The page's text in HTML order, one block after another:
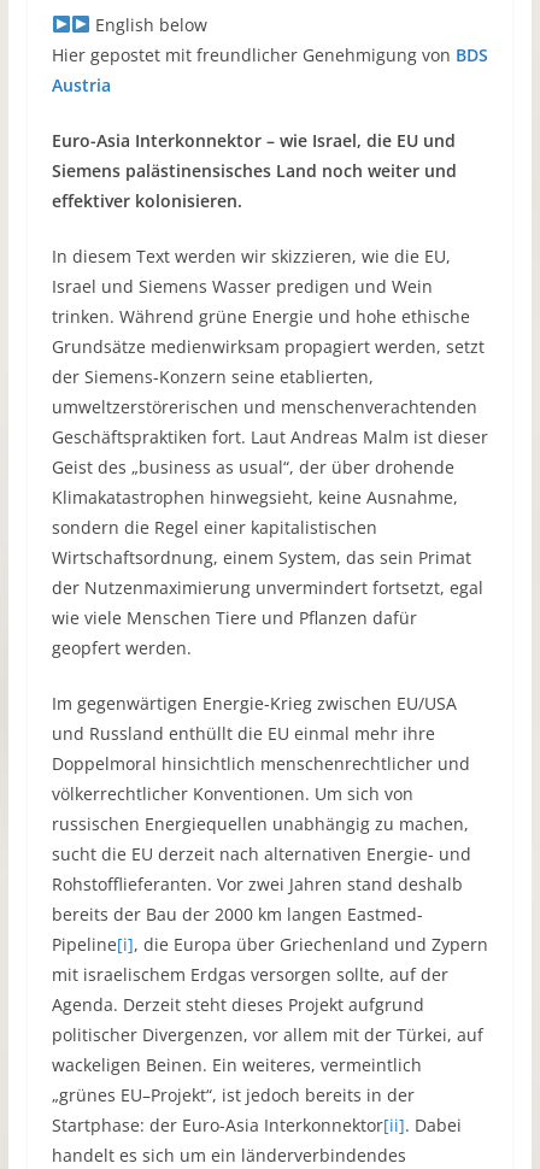
English below
Hier gepostet mit freundlicher Genehmigung von BDS
Austria
Euro-Asia Interkonnektor – wie Israel, die EU und
Siemens palästinensisches Land noch weiter und
effektiver kolonisieren.
In diesem Text werden wir skizzieren, wie die EU,
Israel und Siemens Wasser predigen und Wein
trinken. Während grüne Energie und hohe ethische
Grundsätze medienwirksam propagiert werden, setzt
der Siemens-Konzern seine etablierten,
umweltzerstörerischen und menschenverachtenden
Geschäftspraktiken fort. Laut Andreas Malm ist dieser
Geist des „business as usual“, der über drohende
Klimakatastrophen hinwegsieht, keine Ausnahme,
sondern die Regel einer kapitalistischen
Wirtschaftsordnung, einem System, das sein Primat
der Nutzenmaximierung unvermindert fortsetzt, egal
wie viele Menschen Tiere und Pflanzen dafür
geopfert werden.
Im gegenwärtigen Energie-Krieg zwischen EU/USA
und Russland enthüllt die EU einmal mehr ihre
Doppelmoral hinsichtlich menschenrechtlicher und
völkerrechtlicher Konventionen. Um sich von
russischen Energiequellen unabhängig zu machen,
sucht die EU derzeit nach alternativen Energie- und
Rohstofflieferanten. Vor zwei Jahren stand deshalb
bereits der Bau der 2000 km langen Eastmed-
Pipeline[i], die Europa über Griechenland und Zypern
mit israelischem Erdgas versorgen sollte, auf der
Agenda. Derzeit steht dieses Projekt aufgrund
politischer Divergenzen, vor allem mit der Türkei, auf
wackeligen Beinen. Ein weiteres, vermeintlich
„grünes EU–Projekt“, ist jedoch bereits in der
Startphase: der Euro-Asia Interkonnektor[ii]. Dabei
handelt es sich um ein länderverbindendes